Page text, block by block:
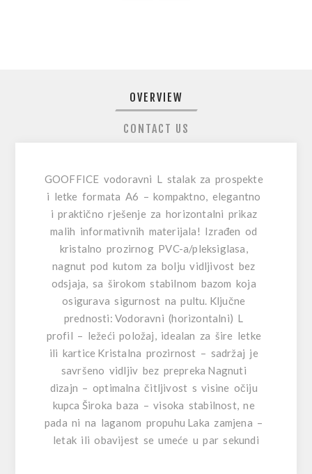
OVERVIEW
CONTACT US
GOOFFICE vodoravni L stalak za prospekte
i letke formata A6 – kompaktno, elegantno
i praktično rješenje za horizontalni prikaz
malih informativnih materijala! Izrađen od
kristalno prozirnog PVC-a/pleksiglasa,
nagnut pod kutom za bolju vidljivost bez
odsjaja, sa širokom stabilnom bazom koja
osigurava sigurnost na pultu. Ključne
prednosti: Vodoravni (horizontalni) L
profil – ležeći položaj, idealan za šire letke
ili kartice Kristalna prozirnost – sadržaj je
savršeno vidljiv bez prepreka Nagnuti
dizajn – optimalna čitljivost s visine očiju
kupca Široka baza – visoka stabilnost, ne
pada ni na laganom propuhu Laka zamjena –
letak ili obavijest se umeće u par sekundi